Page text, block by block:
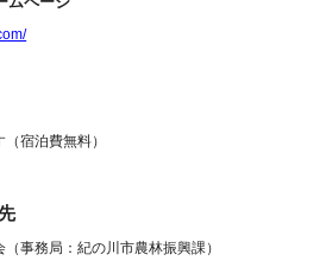
宿泊費無料）
事務局：紀の川市農林振興課）